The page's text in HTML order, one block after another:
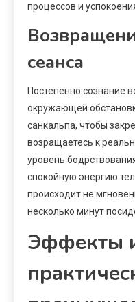
процессов и
сеанса
Постепенно сознание
окружающей
санкальпа, чтобы
возращаетесь к
уровень
спокойную энергию
происходит не
несколько минут
Эффекты